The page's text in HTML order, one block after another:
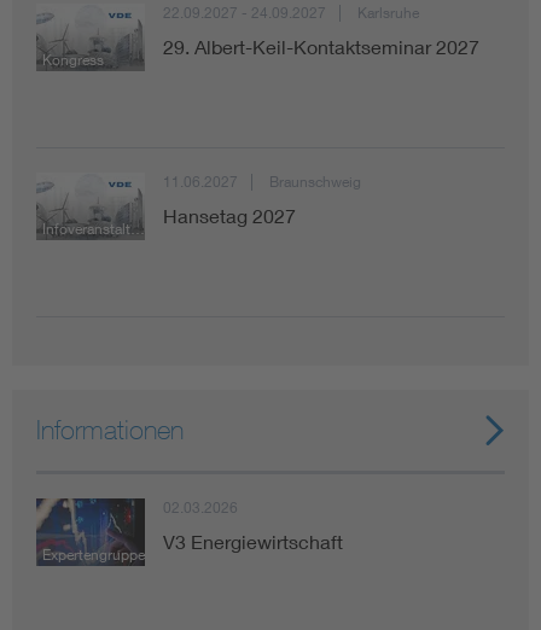
Kongress
22.09.2027 - 24.09.2027 Karlsruhe
29. Albert-Keil-Kontaktseminar 2027
Infoveranstaltung
11.06.2027 Braunschweig
Hansetag 2027
Informationen
Expertengruppe
02.03.2026
V3 Energiewirtschaft